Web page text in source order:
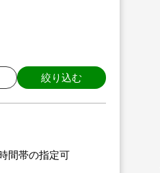
絞り込む
間帯の指定可